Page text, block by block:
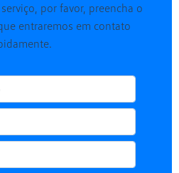
por favor, preencha o
entraremos em contato